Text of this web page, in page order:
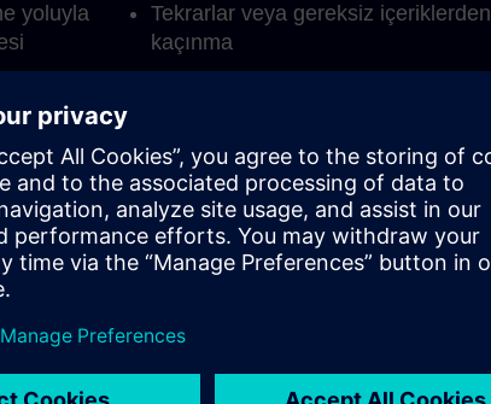
yoluyla
Tekrarlar veya gereksiz içeriklerden
kaçınma
içerikler